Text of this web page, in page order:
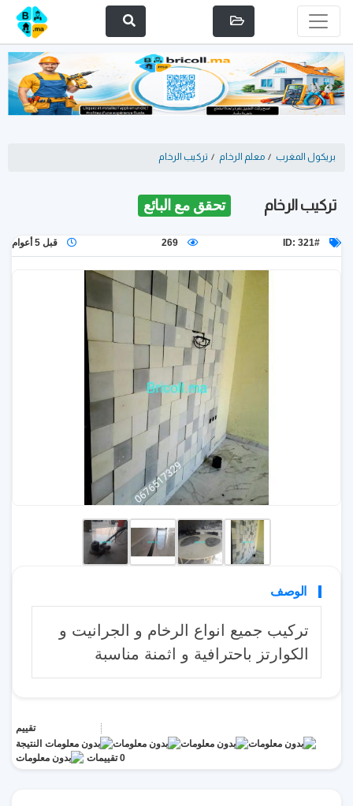
بريكول المغرب / معلم الرخام / تركيب الرخام
تركيب الرخام تحقق مع البائع
ID: 321#
269 قبل 5 أعوام
الوصف
تركيب جميع انواع الرخام و الجرانيت و
الكوارتز باحترافية و اثمنة مناسبة
تقييم
النتيجة
0 تقييمات